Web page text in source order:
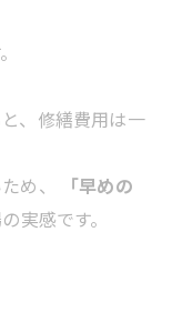
、修繕費用は一
め、
「早めの
実感です。